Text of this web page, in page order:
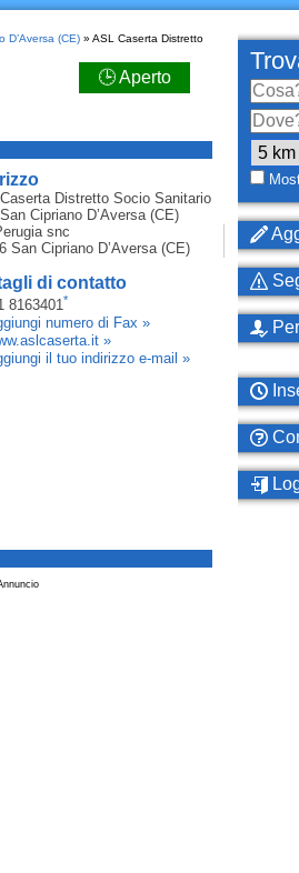
D’Aversa (CE)» ASL Caserta Distretto
🕒 Aperto
Distretto Socio Sanitario
Cipriano D’Aversa (CE)
snc
San Cipriano D’Aversa (CE)
di contatto
8163401*
numero di Fax »
»
il tuo indirizzo e-mail »